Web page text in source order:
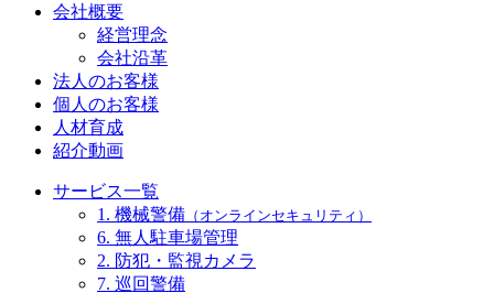
会社概要
経営理念
会社沿革
法人のお客様
個人のお客様
人材育成
紹介動画
サービス一覧
1. 機械警備 （オンラインセキュリティ）
6. 無人駐車場管理
2. 防犯・監視カメラ
7. 巡回警備